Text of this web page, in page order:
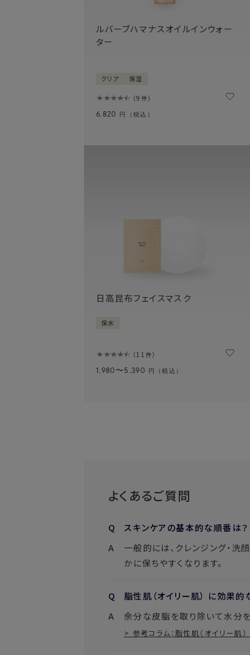
ルバーブハマナスオイルインウォー
ター
クリア 保湿
9件
6,820 円（税込）
日高昆布フェイスマスク
保水
11件
1,980〜5,390 円（税込）
よくあるご質問
スキンケアの基本的な順番は？
一般的には、クレンジング・洗
かに保ちやすくなります。
脂性肌（オイリー肌） に効果
> 参考コラム：脂性肌（オイリー